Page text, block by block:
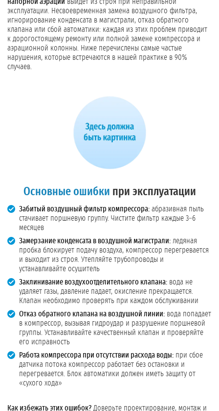
эксплуатации. Несвоевременная замена воздушного фильтра,
игнорирование конденсата в магистрали, отказ обратного
клапана или сбой автоматики: каждая из этих проблем приводит
к дорогостоящему ремонту или полной замене компрессора и
аэрационной колонны. Ниже перечислены самые частые
нарушения, которые встречаются в нашей практике в 90%
случаев.
Основные ошибки при эксплуатации
Забитый воздушный фильтр компрессора: абразивная пыль
стачивает поршневую группу. Чистите фильтр каждые 3–6
месяцев
Замерзание конденсата в воздушной магистрали: ледяная
пробка блокирует подачу воздуха, компрессор перегревается
и выходит из строя. Утепляйте трубопроводы и
устанавливайте осушитель
Заклинивание воздухоотделительного клапана: вода не
удаляет газы, давление падает, окисление прекращается.
Клапан необходимо проверять при каждом обслуживании
Отказ обратного клапана на воздушной линии: вода попадает
в компрессор, вызывая гидроудар и разрушение поршневой
группы. Устанавливайте качественный клапан и проверяйте
его исправность
Работа компрессора при отсутствии расхода воды: при сбое
датчика потока компрессор работает без остановки и
перегревается. Блок автоматики должен иметь защиту от
«сухого хода»
Как избежать этих ошибок? Доверьте проектирование, монтаж и